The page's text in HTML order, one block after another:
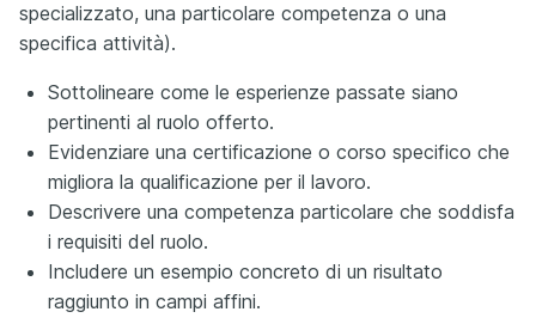
specializzato, una particolare competenza o una
specifica attività).
Sottolineare come le esperienze passate siano
pertinenti al ruolo offerto.
Evidenziare una certificazione o corso specifico che
migliora la qualificazione per il lavoro.
Descrivere una competenza particolare che soddisfa
i requisiti del ruolo.
Includere un esempio concreto di un risultato
raggiunto in campi affini.